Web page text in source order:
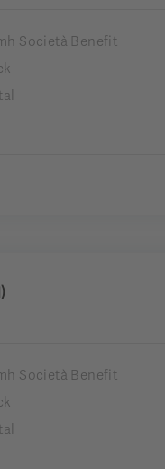
Società Benefit
Società Benefit